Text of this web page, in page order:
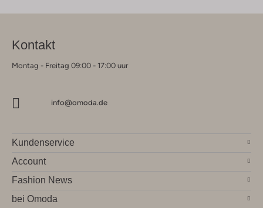
Kontakt
Montag - Freitag 09:00 - 17:00 uur
info@omoda.de
Kundenservice
Account
Fashion News
bei Omoda